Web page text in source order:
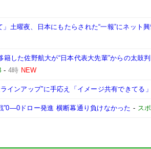
土曜夜、日本にもたらされた“一報”にネット
した佐野航大が“日本代表大先輩”からの太鼓
- 4時 NEW
インアップ”に手応え「イメージ共有できてる」
”0―0ドロー発進 横断幕通り負けなかった - ス